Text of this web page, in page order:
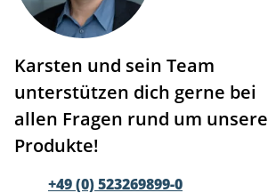
Karsten und sein Team
unterstützen dich gerne bei
allen Fragen rund um unsere
Produkte!
+49 (0) 523269899-0